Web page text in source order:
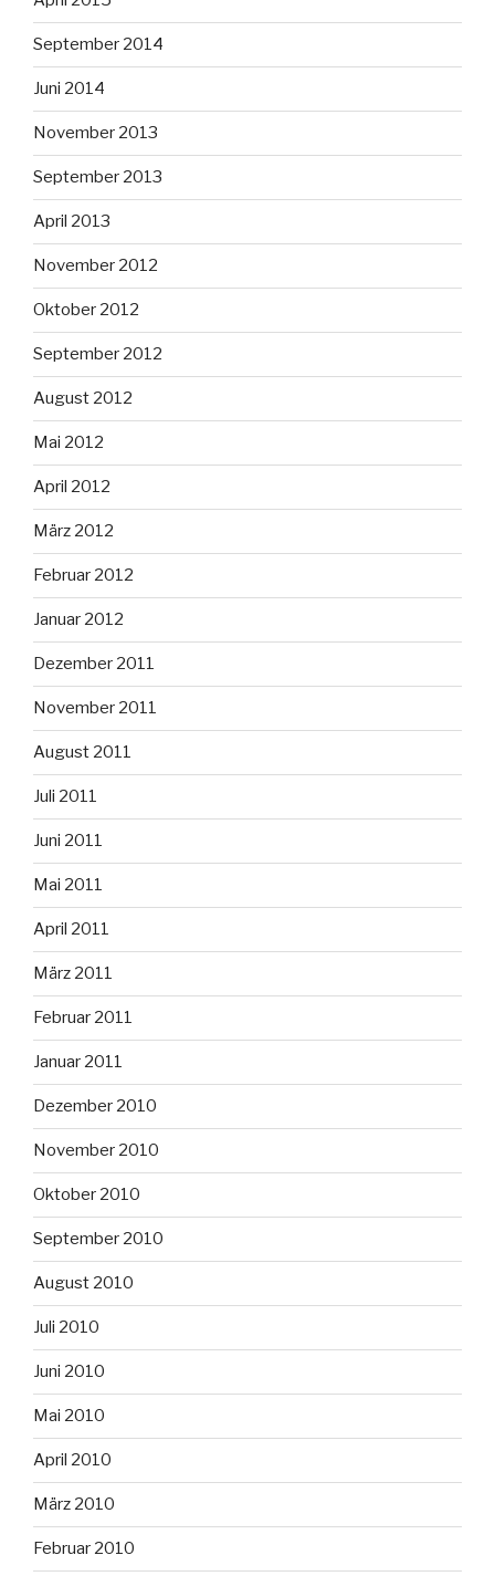
September 2014
Juni 2014
November 2013
September 2013
April 2013
November 2012
Oktober 2012
September 2012
August 2012
Mai 2012
April 2012
März 2012
Februar 2012
Januar 2012
Dezember 2011
November 2011
August 2011
Juli 2011
Juni 2011
Mai 2011
April 2011
März 2011
Februar 2011
Januar 2011
Dezember 2010
November 2010
Oktober 2010
September 2010
August 2010
Juli 2010
Juni 2010
Mai 2010
April 2010
März 2010
Februar 2010